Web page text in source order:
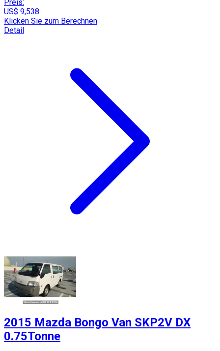
Preis:
US$ 9,538
Klicken Sie zum Berechnen
Detail
2015 Mazda Bongo Van SKP2V DX
0.75Tonne